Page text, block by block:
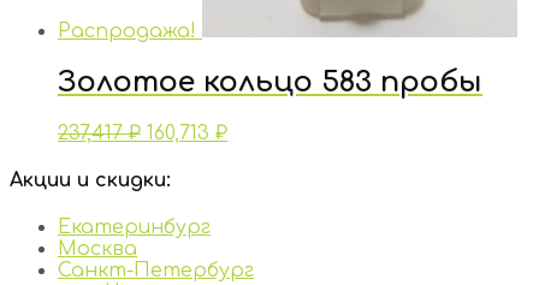
Распродажа!
Золотое кольцо 583 пробы
237,417₽ 160,713 ₽
Акции и скидки:
Екатеринбург
Москва
Санкт-Петербург